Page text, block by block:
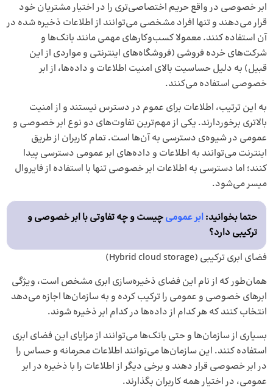
ابر خصوصی در واقع حریم اختصاصی‌تری را در اختیار مشتریان خود
قرار می‌دهند و تنها افراد مشخصی می‌توانند از اطلاعات ذخیره ‌شده در
آن استفاده کنند. معمولا کسب‌وکارهای مهمی مانند بانک‌ها و
شرکت‌های خرده‌ فروشی (فروشگاه‌های اینترنتی و مواردی از این
قبیل) به دلیل حساسیت بالای امنیت اطلاعات و داده‌ها، از ابر
خصوصی استفاده می‌کنند.
به ‌این ‌ترتیب، اطلاعات برای عموم در دسترس نیستند و از امنیت
بالاتری برخوردارند. یکی از مهم‌ترین تفاوت‌های دو نوع ابر خصوصی و
عمومی در شیوه‌ی دسترسی به آن‌ها است. تمام کاربران از طریق
اینترنت می‌توانند به اطلاعات و داده‌های ابر عمومی دسترسی پیدا
کنند؛ اما دسترسی به اطلاعات ابر خصوصی تنها با استفاده از فایروال
میسر می‌شود.
حتما بخوانید:ابر عمومیچیست و چه تفاوتی با ابر خصوصی و
ترکیبی دارد؟
فضای ابری ترکیبی (Hybrid cloud storage)
همان‌طور که از نام این فضای ذخیره‌سازی ابری مشخص است، ویژگی
ابرهای خصوصی و عمومی را ترکیب کرده و به سازمان‌ها اجازه می‌دهد
انتخاب کنند که هر کدام از داده‌ها در کدام ابر ذخیره شوند.
بسیاری از سازمان‌ها و حتی بانک‌ها می‌توانند از مزایای این فضای ابری
استفاده کنند. این سازمان‌ها می‌توانند اطلاعات محرمانه و حساس را
در ابر خصوصی قرار دهند و برخی دیگر از اطلاعات را با ذخیره در ابر
عمومی، در اختیار همه کاربران بگذارند.